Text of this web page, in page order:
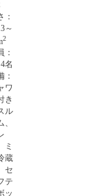
：
～
2
：
名
：
ワ
き
ル
、
ミ
蔵
セ
テ
ッ